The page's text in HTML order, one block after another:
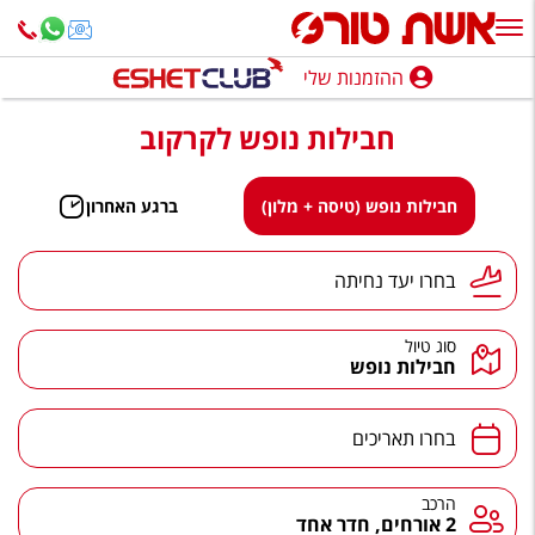
ההזמנות שלי
חופשה לפי סגנון
מלונות באילת
טיולים מאורגנים
סגנונות טיול
הרגע האחרון
חבילות בריאות וספא
ההזמנות שלי
חבילות נופש לקרקוב
חבילות נופש (טיסה + מלון) ברגע האחרון
יעד נחיתהבחרו יעד נחיתה
סוג טיול
חבילות נופש
תאריכים בחרו תאריכים
הרכב הרכב
2 אורחים, חדר אחד